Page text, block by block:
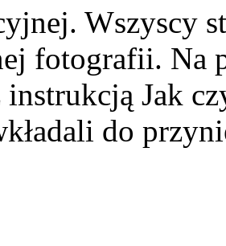
Wszyscy
fotografii. Na
instrukcją Jak
do